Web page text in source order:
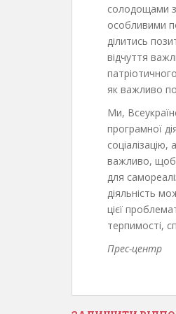
солодощами
особливими
ділитись
відчуття
як важливо
Ми,
програмної
важливо, щоб
для
діяльність
цієї
терпимості,
Прес-центр